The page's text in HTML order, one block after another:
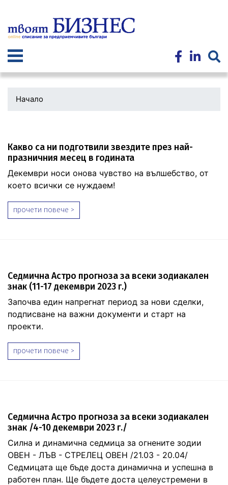
към
основното
Начало
Какво са ни подготвили звездите през най-
празничния месец в годината
Декември носи онова чувство на вълшебство, от
което всички се нуждаем!
прочети повече >
Седмична Астро прогноза за всеки зодиакален
знак (11-17 декември 2023 г.)
Започва един напрегнат период за нови сделки,
подписване на важни документи и старт на
проекти.
прочети повече >
Седмична Астро прогноза за всеки зодиакален
знак /4-10 декември 2023 г./
Силна и динамична седмица за огнените зодии
ОВЕН - ЛЪВ - СТРЕЛЕЦ ОВЕН /21.03 - 20.04/
Седмицата ще бъде доста динамична и успешна в
работен план. Ще бъдете доста целеустремени в